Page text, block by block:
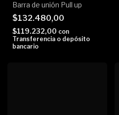
Barra de unión Pull up
$132.480,00
$119.232,00 con
Transferencia o depósito
bancario